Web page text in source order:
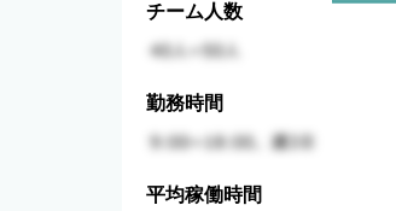
チーム人数
勤務時間
平均稼働時間